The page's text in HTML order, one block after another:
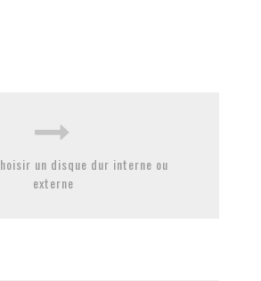
un disque dur interne ou
externe